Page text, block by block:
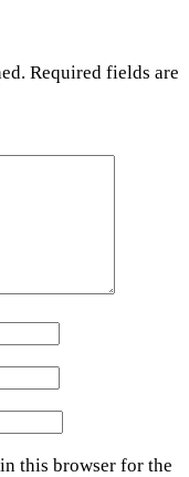
Required fields are
this browser for the